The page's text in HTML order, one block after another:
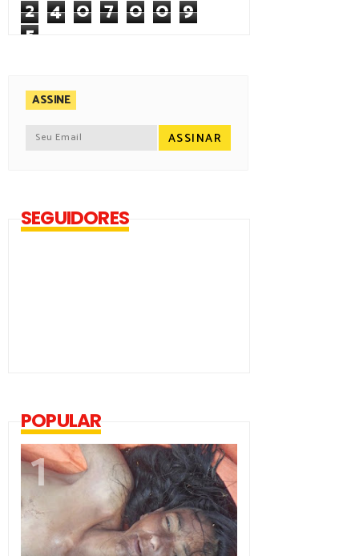
2 4 0 7 0 0 9
5
ASSINE
SEGUIDORES
POPULAR